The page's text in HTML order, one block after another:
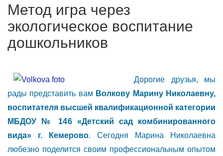
Метод игра через
экологическое воспитание
дошкольников
Дорогие друзья, мы
рады представить вам Волкову Марину Николаевну,
воспитателя высшей квалификационной категории
МБДОУ № 146 «Детский сад комбинированного
вида» г. Кемерово. Сегодня Марина Николаевна
любезно поделится своим профессиональным опытом